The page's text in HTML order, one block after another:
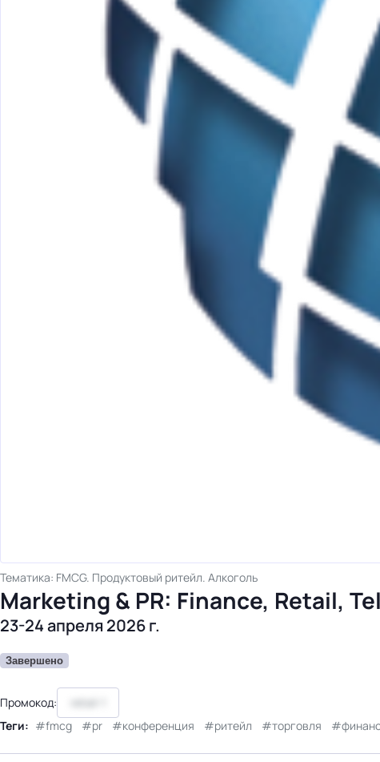
Тематика: FMCG. Продуктовый ритейл. Алкоголь
Marketing & PR: Finance, Retail,
23-24 апреля 2026 г.
Завершено
Промокод:
retail-1
Теги:
fmcg pr конференция ритейл торговля